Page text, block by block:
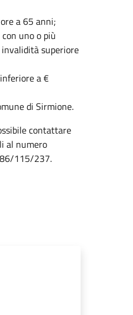
a 65 anni;
uno o più
superiore
a €
di Sirmione.
contattare
al numero
115/237.